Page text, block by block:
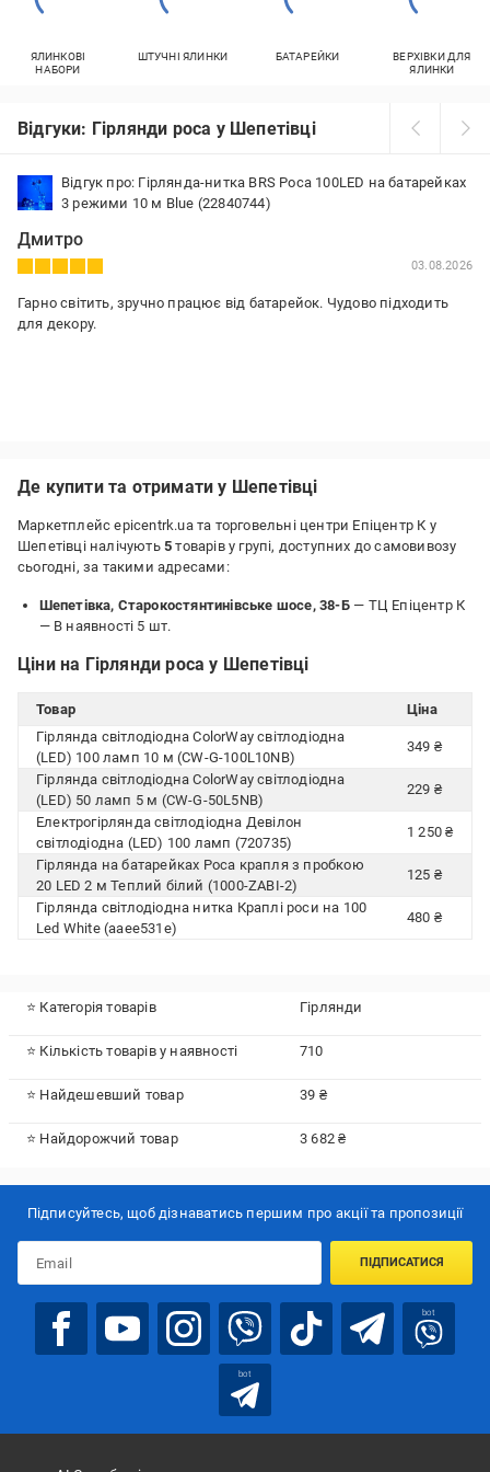
ЯЛИНКОВІ
НАБОРИ
ШТУЧНІ ЯЛИНКИ БАТАРЕЙКИ
ВЕРХІВКИ ДЛЯ
ЯЛИНКИ
Відгуки: Гірлянди роса у Шепетівці
Відгук про: Гірлянда-нитка BRS Роса 100LED на батарейках
3 режими 10 м Blue (22840744)
Дмитро
03.08.2026
Гарно світить, зручно працює від батарейок. Чудово підходить
для декору.
Де купити та отримати у Шепетівці
Маркетплейс epicentrk.ua та торговельні центри Епіцентр К у
Шепетівці налічують 5 товарів у групі, доступних до самовивозу
сьогодні, за такими адресами:
Шепетівка, Старокостянтинівське шосе, 38-Б— ТЦ Епіцентр К
— В наявності 5 шт.
Ціни на Гірлянди роса у Шепетівці
Товар
Ціна
Гірлянда світлодіодна ColorWay світлодіодна
(LED) 100 ламп 10 м (CW-G-100L10NB)
349 ₴
Гірлянда світлодіодна ColorWay світлодіодна
(LED) 50 ламп 5 м (CW-G-50L5NB)
229 ₴
Електрогірлянда світлодіодна Девілон
світлодіодна (LED) 100 ламп (720735)
1 250 ₴
Гірлянда на батарейках Роса крапля з пробкою
20 LED 2 м Теплий білий (1000-ZABI-2)
125 ₴
Гірлянда світлодіодна нитка Краплі роси на 100
Led White (aaee531e)
480 ₴
⭐ Категорія товарів Гірлянди
⭐ Кількість товарів у наявності 710
⭐ Найдешевший товар 39 ₴
⭐ Найдорожчий товар 3 682 ₴
Підписуйтесь, щоб дізнаватись першим про акції та пропозиції
ПІДПИСАТИСЯ
bot
bot